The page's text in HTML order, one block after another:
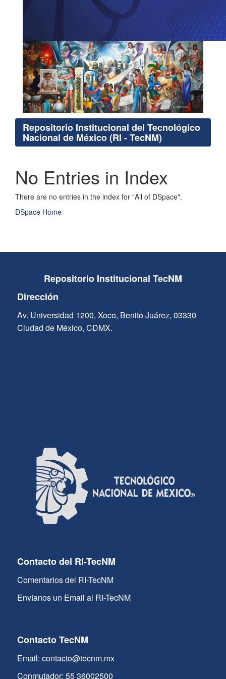
Repositorio Institucional del Tecnológico
Nacional de México (RI - TecNM)
No Entries in Index
There are no entries in the index for "All of DSpace".
DSpace Home
Repositorio Institucional TecNM
Dirección
Av. Universidad 1200, Xoco, Benito Juárez, 03330
Ciudad de México, CDMX.
Contacto del RI-TecNM
Comentarios del RI-TecNM
Envíanos un Email al RI-TecNM
Contacto TecNM
Email: contacto@tecnm.mx
Conmutador: 55 36002500